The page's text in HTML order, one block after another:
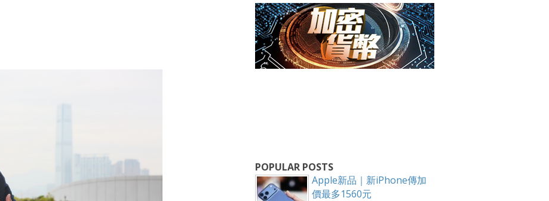
POPULAR POSTS
Apple新品｜新iPhone傳加
價最多1560元
最新資訊（附創業懶人包），直達郵箱！